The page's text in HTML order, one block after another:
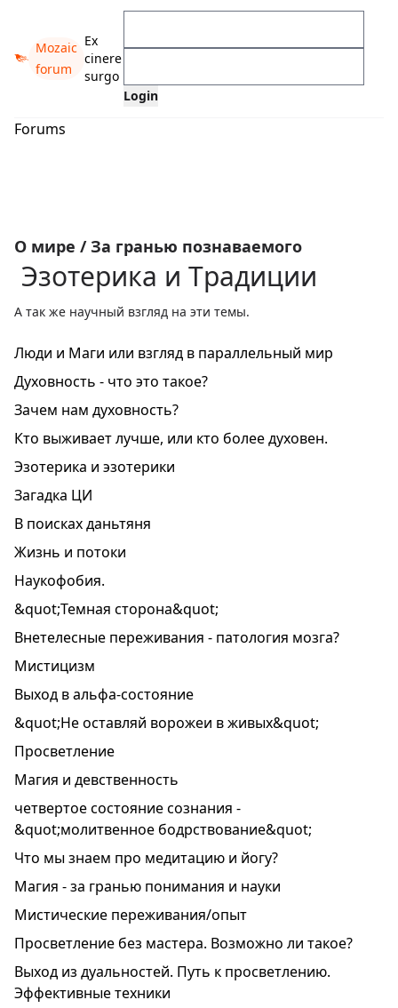
Mozaic
forum
Ex
cinere
surgo
Forums
О мире / За гранью познаваемого
Эзотерика и Tрадиции
А так же научный взгляд на эти темы.
Люди и Маги или взгляд в параллельный мир
Духовность - что это такое?
Зачем нам духовность?
Кто выживает лучше, или кто более духовен.
Эзотерика и эзотерики
Загадка ЦИ
В поисках даньтяня
Жизнь и потоки
Наукофобия.
&quot;Темная сторона&quot;
Внетелесные переживания - патология мозга?
Мистицизм
Выход в альфа-состояние
&quot;Не оставляй ворожеи в живых&quot;
Просветление
Магия и девственность
четвертое состояние сознания -
&quot;молитвенное бодрствование&quot;
Что мы знаем про медитацию и йогу?
Магия - за гранью понимания и науки
Мистические переживания/опыт
Просветление без мастера. Возможно ли такое?
Выход из дуальностей. Путь к просветлению.
Эффективные техники